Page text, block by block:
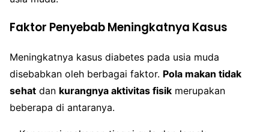
Faktor Penyebab Meningkatnya Kasus
Meningkatnya kasus diabetes pada usia muda
disebabkan oleh berbagai faktor. Pola makan tidak
sehat dan kurangnya aktivitas fisik merupakan
beberapa di antaranya.